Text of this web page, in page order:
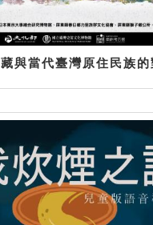
與當代臺灣原住民族的